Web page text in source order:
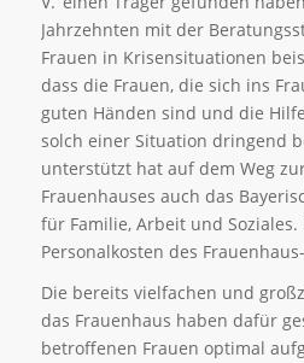
Jahrzehnten mit der
Frauen in Krisensituationen
dass die Frauen, die sich ins
guten Händen sind und die
solch einer Situation dringend
unterstützt hat auf dem Weg
Frauenhauses auch das
für Familie, Arbeit und
Personalkosten des
Die bereits vielfachen und
das Frauenhaus haben dafür
betroffenen Frauen optimal